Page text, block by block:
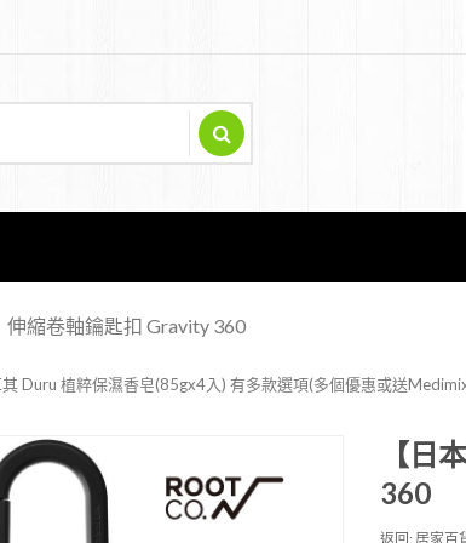
伸縮卷軸鑰匙扣 Gravity 360
Duru 植粹保濕香皂(85gx4入) 有多款選項(多個優惠或送
【日
360
返回: 居家百